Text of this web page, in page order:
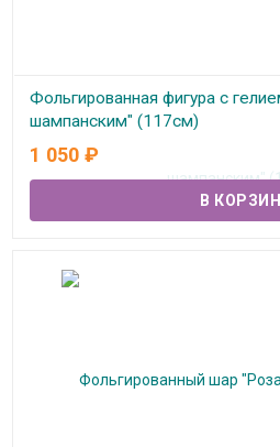
Фольгированная фигура с
шампанским" (117см)
В наличии
1 050 ₽